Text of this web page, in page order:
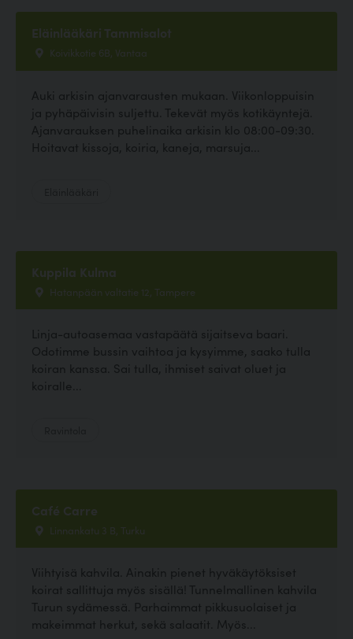
Eläinlääkäri Tammisalot
Koivikkotie 6B, Vantaa
Auki arkisin ajanvarausten mukaan. Viikonloppuisin
ja pyhäpäivisin suljettu. Tekevät myös kotikäyntejä.
Ajanvarauksen puhelinaika arkisin klo 08:00-09:30.
Hoitavat kissoja, koiria, kaneja, marsuja...
Kuppila Kulma
Hatanpään valtatie 12, Tampere
Linja-autoasemaa vastapäätä sijaitseva baari.
Odotimme bussin vaihtoa ja kysyimme, saako tulla
koiran kanssa. Sai tulla, ihmiset saivat oluet ja
koiralle...
Café Carre
Linnankatu 3 B, Turku
Viihtyisä kahvila. Ainakin pienet hyväkäytöksiset
koirat sallittuja myös sisällä! Tunnelmallinen kahvila
Turun sydämessä. Parhaimmat pikkusuolaiset ja
makeimmat herkut, sekä salaatit. Myös...